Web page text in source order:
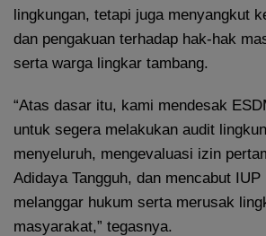
lingkungan, tetapi juga menyangkut
dan pengakuan terhadap hak-hak
serta warga lingkar tambang.
“Atas dasar itu, kami mendesak
untuk segera melakukan audit
menyeluruh, mengevaluasi izin
Adidaya Tangguh, dan mencabut
melanggar hukum serta merusak
masyarakat,” tegasnya.